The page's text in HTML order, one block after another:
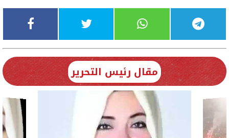
مقال رئيس التحرير